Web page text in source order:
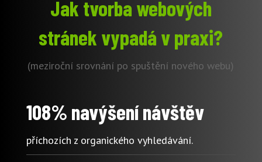
Jak tvorba webových
stránek vypadá v praxi?
(meziroční srovnání po spuštění nového webu)
108% navýšení návštěv
příchozích z organického vyhledávání.